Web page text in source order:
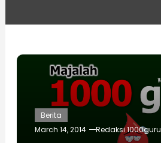
Berita
March 14, 2014
Redaksi 1000guru